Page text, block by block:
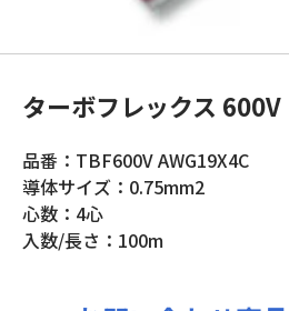
ターボフレックス 600V
品番：TBF600V AWG19X4C
導体サイズ：0.75mm2
心数：4心
入数/長さ：100m